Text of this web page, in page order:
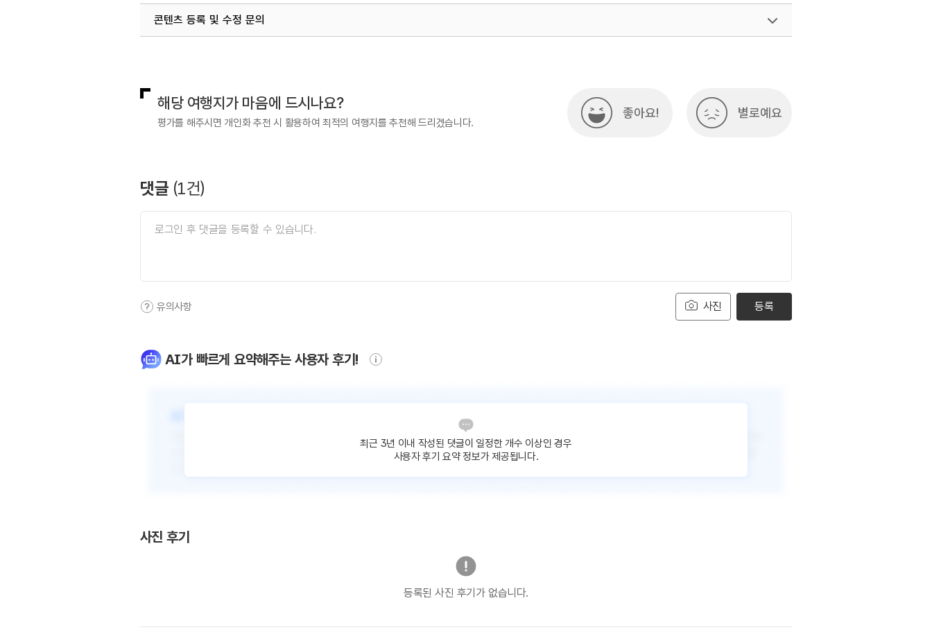
콘텐츠 등록 및 수정 문의
해당 여행지가 마음에 드시나요?
평가를 해주시면 개인화 추천 시 활용하여 최적의 여행지를 추천해 드리겠습니다.
좋아요! 별로예요
댓글 (1건)
사진
유의사항 등록
AI가 빠르게 요약해주는 사용자 후기!
최근 3년 이내 작성된 댓글이 일정한 개수 이상인 경우
사용자 후기 요약 정보가 제공됩니다.
사진 후기
등록된 사진 후기가 없습니다.